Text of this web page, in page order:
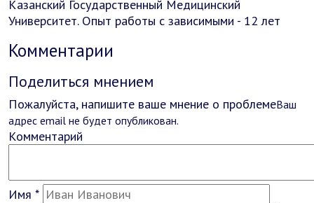
Казанский Государственный Медицинский
Университет. Опыт работы с зависимыми - 12 лет
Комментарии
Поделиться мнением
Пожалуйста, напишите ваше мнение о проблемеВаш
адрес email не будет опубликован.
Комментарий
Имя *